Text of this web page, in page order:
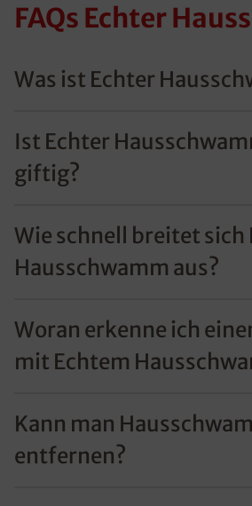
FAQs Echter
Was ist Echter
Ist Echter
giftig?
Wie schnell breitet sich
Hausschwamm aus?
Woran erkenne ich
mit Echtem
Kann man
entfernen?